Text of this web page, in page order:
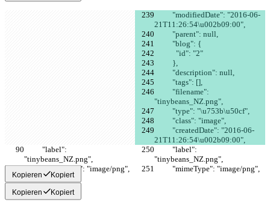
21T11:26:54\u002b09:00",
          "parent": null,
          "blog": {
            "id": "2"
          },
          "description": null,
          "tags": [],
"tinybeans_NZ.png",
          "type": "\u753b\u50cf",
          "class": "image",
21T11:26:54\u002b09:00",
"tinybeans_NZ.png",
"tinybeans_NZ.png",
          "mimeType": "image/png",
          "mimeType": "image/png",
Kopieren Kopiert
Kopieren Kopiert